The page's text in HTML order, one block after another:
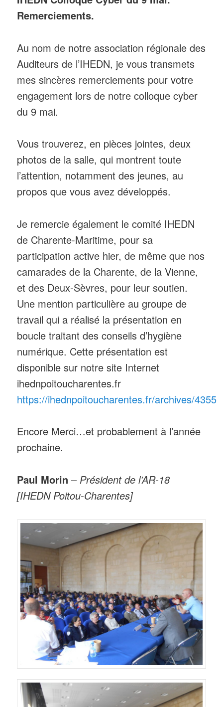
Remerciements.
Au nom de notre association régionale des
Auditeurs de l’IHEDN, je vous transmets
mes sincères remerciements pour votre
engagement lors de notre colloque cyber
du 9 mai.
Vous trouverez, en pièces jointes, deux
photos de la salle, qui montrent toute
l’attention, notamment des jeunes, au
propos que vous avez développés.
Je remercie également le comité IHEDN
de Charente-Maritime, pour sa
participation active hier, de même que nos
camarades de la Charente, de la Vienne,
et des Deux-Sèvres, pour leur soutien.
Une mention particulière au groupe de
travail qui a réalisé la présentation en
boucle traitant des conseils d’hygiène
numérique. Cette présentation est
disponible sur notre site Internet
ihednpoitoucharentes.fr
https://ihednpoitoucharentes.fr/archives/4355
Encore Merci…et probablement à l’année
prochaine.
Paul Morin – Président de l’AR-18
[IHEDN Poitou-Charentes]